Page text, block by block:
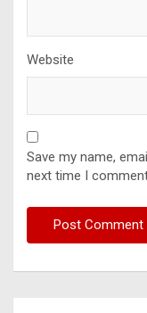
Website
Save my name,
next time I